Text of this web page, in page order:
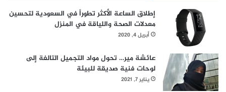
إطلاق الساعة الأكثر تطوراً في السعودية لتحسين
معدلات الصحة واللياقة في المنزل
أبريل 4, 2020
عائشة مير… تحول مواد التجميل التالفة إلى
لوحات فنية صديقة للبيئة
يناير 7, 2021